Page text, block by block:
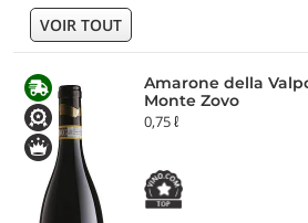
VOIR TOUT
Amarone della
Monte Zovo
0,75 ℓ